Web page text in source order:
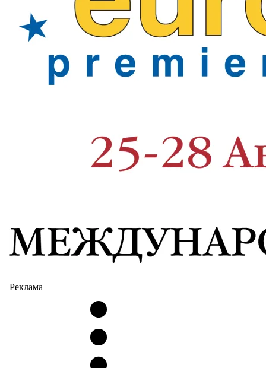
Реклама